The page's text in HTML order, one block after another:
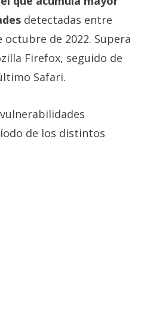
detectadas entre
octubre de 2022. Supera
Firefox, seguido de
Safari.
de los distintos